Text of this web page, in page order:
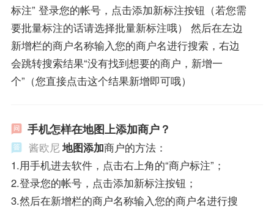
标注” 登录您的帐号，点击添加新标注按钮（若您需
要批量标注的话请选择批量新标注哦） 然后在左边
新增栏的商户名称输入您的商户名进行搜索，右边
会跳转搜索结果“没有找到想要的商户，新增一
个”（您直接点击这个结果新增即可哦）
手机怎样在地图上添加商户？
酱欧尼地图添加商户的方法：
1.用手机进去软件，点击右上角的“商户标注”；
2.登录您的帐号，点击添加新标注按钮；
3.然后在新增栏的商户名称输入您的商户名进行搜